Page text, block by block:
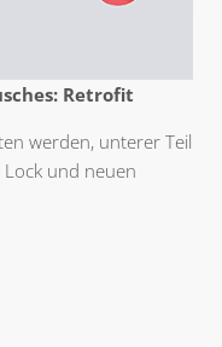
Retrofit
werden, unterer Teil
und neuen